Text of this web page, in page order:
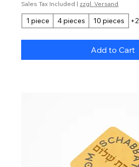
Sales Tax Included | zzgl. Versand
1 piece 4 pieces 10 pieces +2
Add to Cart